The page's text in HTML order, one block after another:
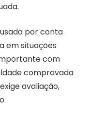
por conta
em situações
com
comprovada
avaliação,